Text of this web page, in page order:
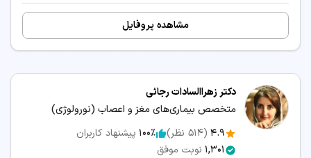
مشاهده پروفایل
دکتر زهراالسادات رجائی
متخصص بیماری‌های مغز و اعصاب (نورولوژی)
4.9
(
514 نظر) 100٪ پیشنهاد کاربران
1,301 نوبت موفق